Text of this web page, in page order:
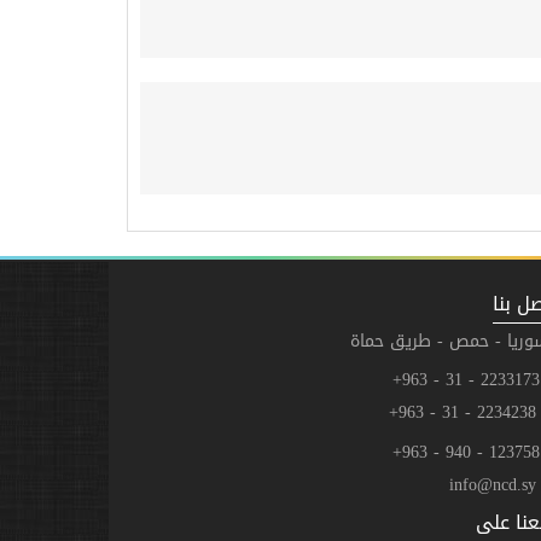
بنا
- حمص - طريق حماة
info@ncd.sy
على